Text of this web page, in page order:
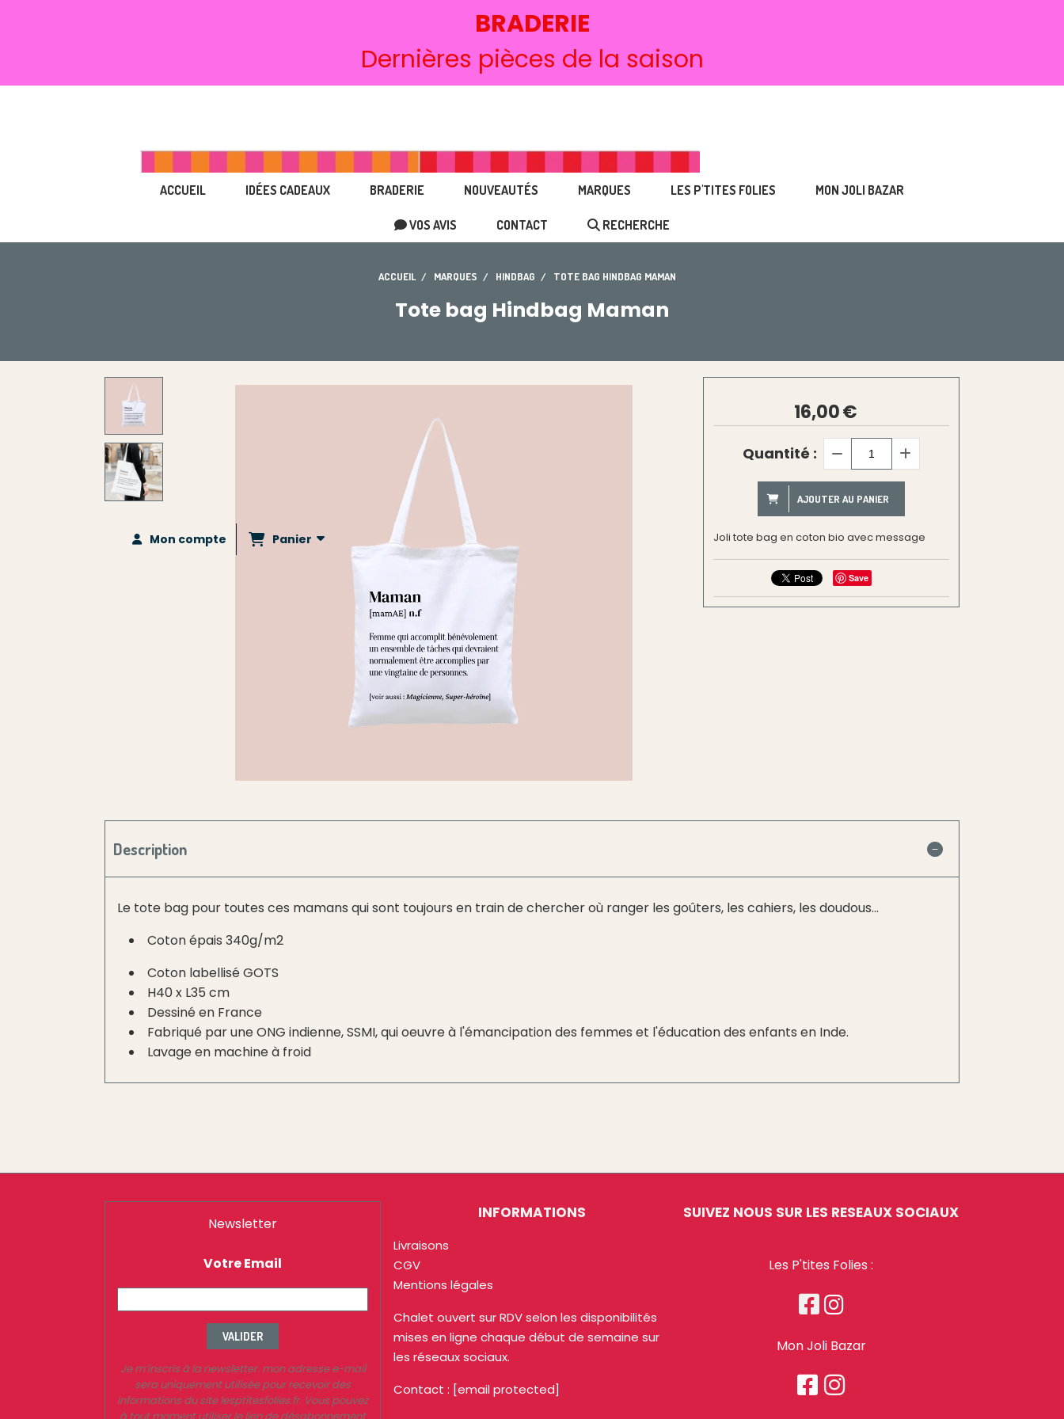
BRADERIE
Dernières pièces de la saison
Mon compte Panier
ACCUEIL IDÉES CADEAUX BRADERIE NOUVEAUTÉS MARQUES LES P'TITES FOLIES MON JOLI BAZAR
VOS AVIS CONTACT RECHERCHE
ACCUEIL MARQUES HINDBAG TOTE BAG HINDBAG MAMAN
Tote bag Hindbag Maman
16,00€
Quantité :
AJOUTER AU PANIER
Joli tote bag en coton bio avec message
Save
Description
Le tote bag pour toutes ces mamans qui sont toujours en train de chercher où ranger les goûters, les cahiers, les doudous...
Coton épais 340g/m2
Coton labellisé GOTS
H40 x L35 cm
Dessiné en France
Fabriqué par une ONG indienne, SSMI, qui oeuvre à l'émancipation des femmes et l'éducation des enfants en Inde.
Lavage en machine à froid
Newsletter
Votre Email
VALIDER
Je m’inscris à la newsletter. mon adresse e-mail
sera uniquement utilisée pour recevoir des
informations du site lesptitesfolies.fr. Vous pouvez
INFORMATIONS
Livraisons
CGV
Mentions légales
Chalet ouvert sur RDV selon les disponibilités
mises en ligne chaque début de semaine sur
les réseaux sociaux.
Contact : [email protected]
SUIVEZ NOUS SUR LES RESEAUX SOCIAUX
Les P'tites Folies :
 
Mon Joli Bazar
 